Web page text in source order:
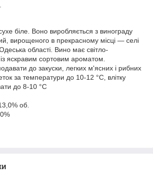
біле. Воно виробляється з винограду
вирощеного в прекрасному місці — селі
області. Вино має світло-
яскравим сортовим ароматом.
до закуски, легких м'ясних і рибних
за температури до 10-12 °C, влітку
до 8-10 °C
об.